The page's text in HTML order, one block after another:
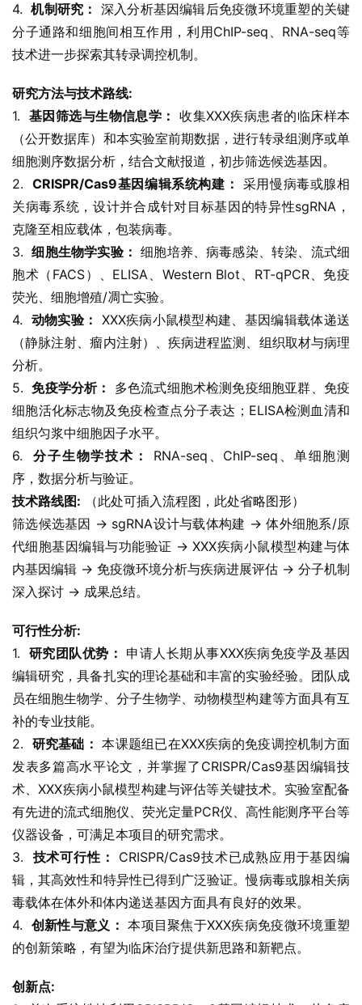
4. 机制研究： 深入分析基因编辑后免疫微环境重塑的关键
分子通路和细胞间相互作用，利用ChIP-seq、RNA-seq等
技术进一步探索其转录调控机制。
研究方法与技术路线:
1. 基因筛选与生物信息学： 收集XXX疾病患者的临床样本
（公开数据库）和本实验室前期数据，进行转录组测序或单
细胞测序数据分析，结合文献报道，初步筛选候选基因。
2. CRISPR/Cas9基因编辑系统构建： 采用慢病毒或腺相
关病毒系统，设计并合成针对目标基因的特异性sgRNA，
克隆至相应载体，包装病毒。
3. 细胞生物学实验： 细胞培养、病毒感染、转染、流式细
胞术（FACS）、ELISA、Western Blot、RT-qPCR、免疫
荧光、细胞增殖/凋亡实验。
4. 动物实验： XXX疾病小鼠模型构建、基因编辑载体递送
（静脉注射、瘤内注射）、疾病进程监测、组织取材与病理
分析。
5. 免疫学分析：
多色流式细胞术检测免疫细胞亚群、免疫
细胞活化标志物及免疫检查点分子表达；ELISA检测血清和
组织匀浆中细胞因子水平。
6. 分子生物学技术：
RNA-seq、ChIP-seq、单细胞测
序，数据分析与验证。
技术路线图: （此处可插入流程图，此处省略图形）
筛选候选基因 -> sgRNA设计与载体构建 -> 体外细胞系/原
代细胞基因编辑与功能验证 -> XXX疾病小鼠模型构建与体
内基因编辑 -> 免疫微环境分析与疾病进展评估 -> 分子机制
深入探讨 -> 成果总结。
可行性分析:
1. 研究团队优势： 申请人长期从事XXX疾病免疫学及基因
编辑研究，具备扎实的理论基础和丰富的实验经验。团队成
员在细胞生物学、分子生物学、动物模型构建等方面具有互
补的专业技能。
2. 研究基础： 本课题组已在XXX疾病的免疫调控机制方面
发表多篇高水平论文，并掌握了CRISPR/Cas9基因编辑技
术、XXX疾病小鼠模型构建与评估等关键技术。实验室配备
有先进的流式细胞仪、荧光定量PCR仪、高性能测序平台等
仪器设备，可满足本项目的研究需求。
3. 技术可行性：
CRISPR/Cas9技术已成熟应用于基因编
辑，其高效性和特异性已得到广泛验证。慢病毒或腺相关病
毒载体在体外和体内递送基因方面具有良好的效果。
4. 创新性与意义： 本项目聚焦于XXX疾病免疫微环境重塑
的创新策略，有望为临床治疗提供新思路和新靶点。
创新点: